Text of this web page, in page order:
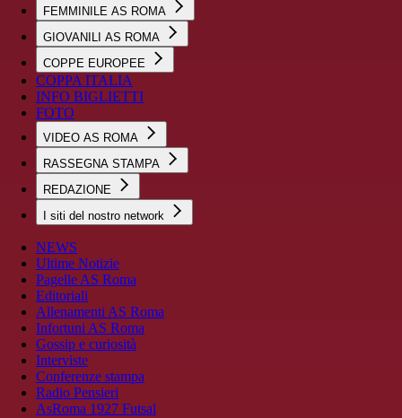
FEMMINILE AS ROMA
GIOVANILI AS ROMA
COPPE EUROPEE
COPPA ITALIA
INFO BIGLIETTI
FOTO
VIDEO AS ROMA
RASSEGNA STAMPA
REDAZIONE
I siti del nostro network
NEWS
Ultime Notizie
Pagelle AS Roma
Editoriali
Allenamenti AS Roma
Infortuni AS Roma
Gossip e curiosità
Interviste
Conferenze stampa
Radio Pensieri
AsRoma 1927 Futsal